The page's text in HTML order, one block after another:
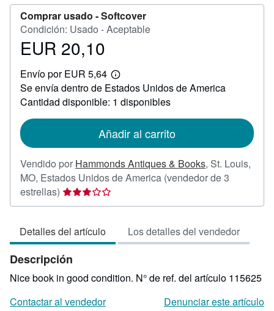
Comprar usado -Softcover
Condición: Usado - Aceptable
Precio
20,10
EUR 20,10
Envío por EUR 5,64
Más
información
sobre
las
envío
Se envía dentro de Estados Unidos de America
Cantidad disponible: 1 disponibles
Añadir al carrito
Vendido por Hammonds Antiques & Books, St. Louis,
MO, Estados Unidos de America (vendedor de 3
estrellas) Calificación
del
3
de
5
estrellas
Detalles del artículo Los detalles del vendedor
Descripción
Nice book in good condition. N° de ref. del artículo 115625
Contactar al vendedor
Denunciar este artículo